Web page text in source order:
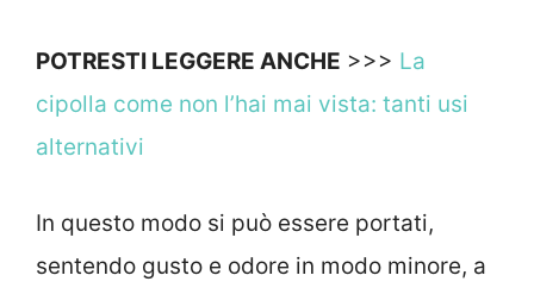
POTRESTI LEGGERE ANCHE >>> La
cipolla come non l’hai mai vista: tanti usi
alternativi
In questo modo si può essere portati,
sentendo gusto e odore in modo minore, a